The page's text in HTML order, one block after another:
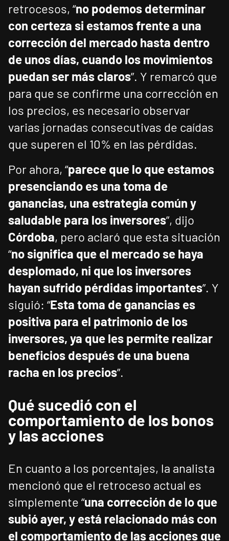
retrocesos, “no podemos determinar
con certeza si estamos frente a una
corrección del mercado hasta dentro
de unos días, cuando los movimientos
puedan ser más claros”. Y remarcó que
para que se confirme una corrección en
los precios, es necesario observar
varias jornadas consecutivas de caídas
que superen el 10% en las pérdidas.
Por ahora, “parece que lo que estamos
presenciando es una toma de
ganancias, una estrategia común y
saludable para los inversores”, dijo
Córdoba, pero aclaró que esta situación
“no significa que el mercado se haya
desplomado, ni que los inversores
hayan sufrido pérdidas importantes”. Y
siguió: “Esta toma de ganancias es
positiva para el patrimonio de los
inversores, ya que les permite realizar
beneficios después de una buena
racha en los precios”.
Qué sucedió con el
comportamiento de los bonos
y las acciones
En cuanto a los porcentajes, la analista
mencionó que el retroceso actual es
simplemente “una corrección de lo que
subió ayer, y está relacionado más con
el comportamiento de las acciones que